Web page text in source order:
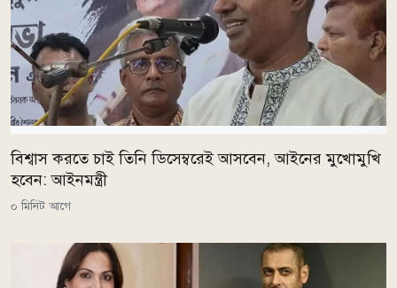
বিশ্বাস করতে চাই তিনি ডিসেম্বরেই আসবেন, আইনের মুখোমুখি
হবেন: আইনমন্ত্রী
০ মিনিট আগে